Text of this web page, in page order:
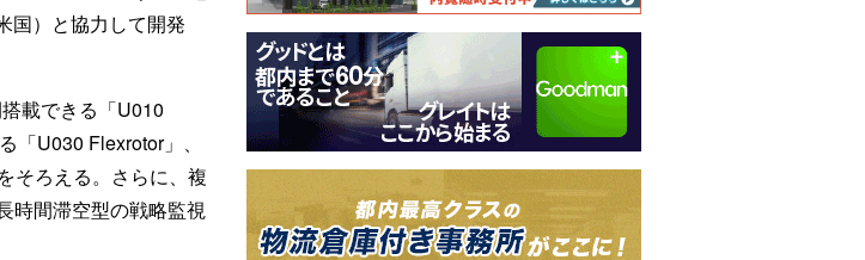
国）と協力して開発
載できる「U010
U030 Flexrotor」、
そろえる。さらに、複
時間滞空型の戦略監視